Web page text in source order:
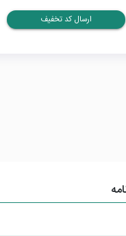
ارسال کد تخفیف